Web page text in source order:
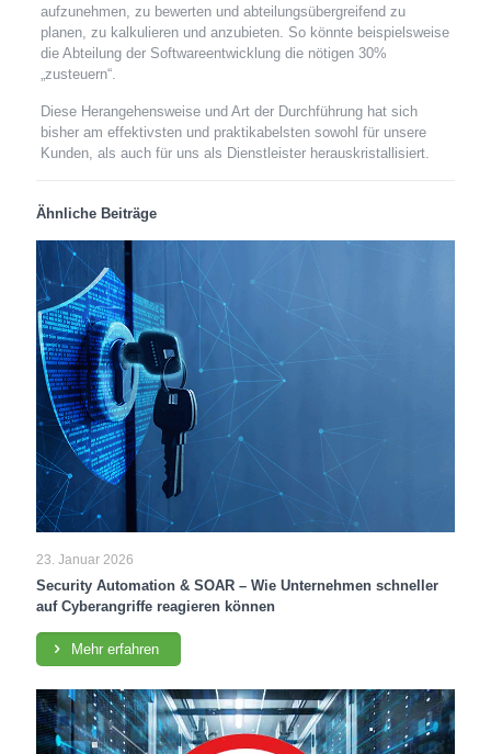
aufzunehmen, zu bewerten und abteilungsübergreifend zu
planen, zu kalkulieren und anzubieten. So könnte beispielsweise
die Abteilung der Softwareentwicklung die nötigen 30%
„zusteuern“.
Diese Herangehensweise und Art der Durchführung hat sich
bisher am effektivsten und praktikabelsten sowohl für unsere
Kunden, als auch für uns als Dienstleister herauskristallisiert.
Ähnliche Beiträge
23. Januar 2026
Security Automation & SOAR – Wie Unternehmen schneller
auf Cyberangriffe reagieren können
Mehr erfahren